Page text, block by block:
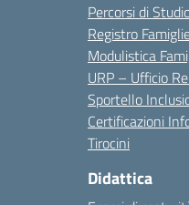
Percorsi di
Registro
Modulistica
URP – Ufficio
Sportello
Certificazioni
Tirocini
Didattica